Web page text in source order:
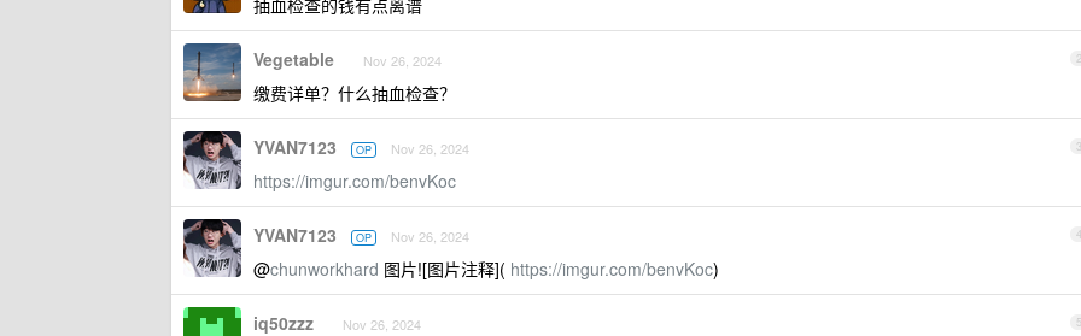
抽血检查的钱有点离谱
2
Vegetable Nov 26, 2024
缴费详单？什么抽血检查？
3
YVAN7123 OP Nov 26, 2024
https://imgur.com/benvKoc
4
YVAN7123 OP Nov 26, 2024
@chunworkhard 图片![图片注释]( https://imgur.com/benvKoc)
5
iq50zzz Nov 26, 2024